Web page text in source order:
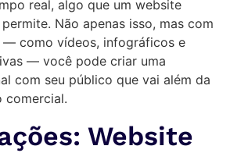
real, algo que um website
Não apenas isso, mas com
como vídeos, infográficos e
— você pode criar uma
com seu público que vai além da
comercial.
Website